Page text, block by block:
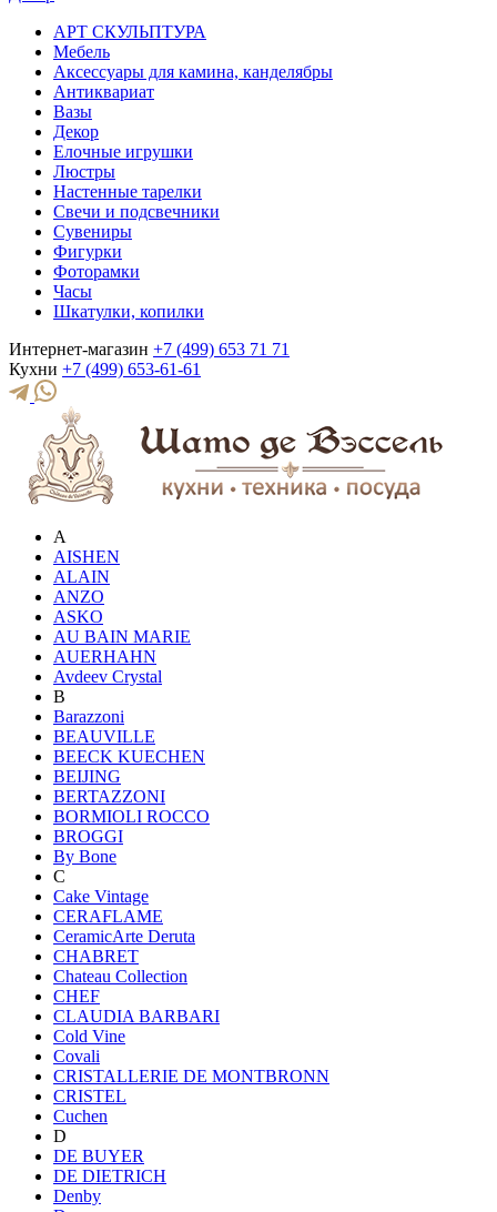
АРТ СКУЛЬПТУРА
Мебель
Аксессуары для камина, канделябры
Антиквариат
Вазы
Декор
Елочные игрушки
Люстры
Настенные тарелки
Свечи и подсвечники
Сувениры
Фигурки
Фоторамки
Часы
Шкатулки, копилки
Интернет-магазин +7 (499) 653 71 71
Кухни +7 (499) 653-61-61
A
AISHEN
ALAIN
ANZO
ASKO
AU BAIN MARIE
AUERHAHN
Avdeev Crystal
B
Barazzoni
BEAUVILLE
BEECK KUECHEN
BEIJING
BERTAZZONI
BORMIOLI ROCCO
BROGGI
By Bone
C
Cake Vintage
CERAFLAME
CeramicArte Deruta
CHABRET
Chateau Collection
CHEF
CLAUDIA BARBARI
Cold Vine
Covali
CRISTALLERIE DE MONTBRONN
CRISTEL
Cuchen
D
DE BUYER
DE DIETRICH
Denby